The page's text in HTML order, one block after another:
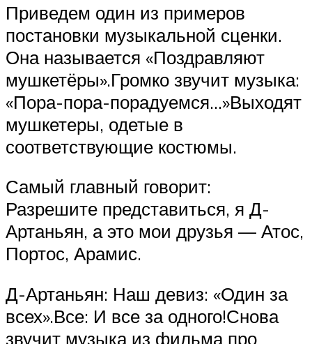
Приведем один из примеров
постановки музыкальной сценки.
Она называется «Поздравляют
мушкетёры».Громко звучит музыка:
«Пора-пора-порадуемся…»Выходят
мушкетеры, одетые в
соответствующие костюмы.
Самый главный говорит:
Разрешите представиться, я Д-
Артаньян, а это мои друзья — Атос,
Портос, Арамис.
Д-Артаньян: Наш девиз: «Один за
всех».Все: И все за одного!Снова
звучит музыка из фильма про